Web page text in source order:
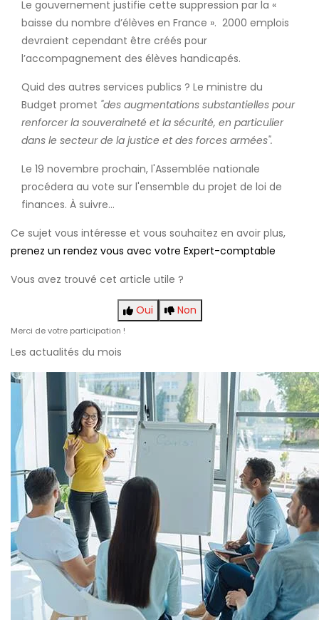
Le gouvernement justifie cette suppression par la «
baisse du nombre d’élèves en France ». 2000 emplois
devraient cependant être créés pour
l’accompagnement des élèves handicapés.
Quid des autres services publics ? Le ministre du
Budget promet "des augmentations substantielles pour
renforcer la souveraineté et la sécurité, en particulier
dans le secteur de la justice et des forces armées".
Le 19 novembre prochain, l'Assemblée nationale
procédera au vote sur l'ensemble du projet de loi de
finances. À suivre…
Ce sujet vous intéresse et vous souhaitez en avoir plus,
prenez un rendez vous avec votre Expert-comptable
Vous avez trouvé cet article utile ?
Oui Non
Merci de votre participation !
Les actualités du mois